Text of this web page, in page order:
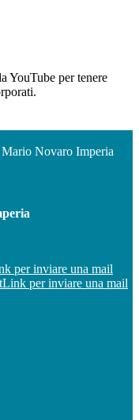
YouTube per tenere
Novaro Imperia
per inviare una mail
Link per inviare una mail